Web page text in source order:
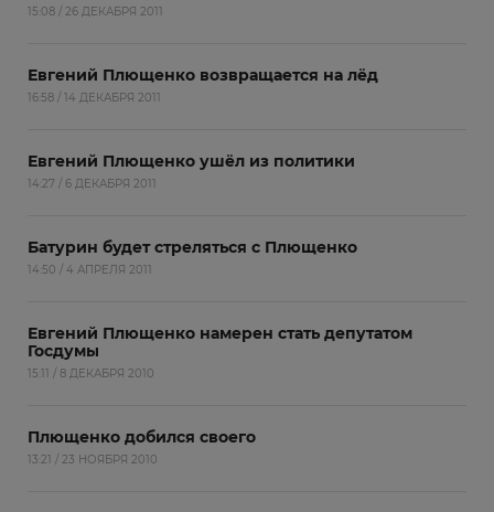
15:08 / 26 ДЕКАБРЯ 2011
Евгений Плющенко возвращается на лёд
16:58 / 14 ДЕКАБРЯ 2011
Евгений Плющенко ушёл из политики
14:27 / 6 ДЕКАБРЯ 2011
Батурин будет стреляться с Плющенко
14:50 / 4 АПРЕЛЯ 2011
Евгений Плющенко намерен стать депутатом
Госдумы
15:11 / 8 ДЕКАБРЯ 2010
Плющенко добился своего
13:21 / 23 НОЯБРЯ 2010